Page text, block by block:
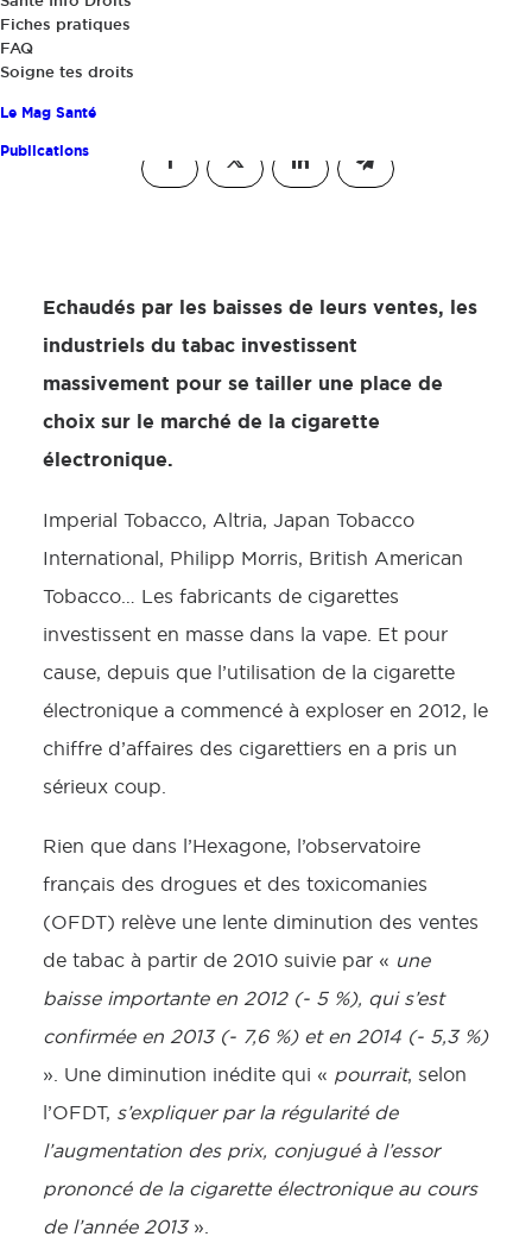
Fiches pratiques
FAQ
Soigne tes droits
Le Mag Santé
Publications
Echaudés par les baisses de leurs ventes, les
industriels du tabac investissent
massivement pour se tailler une place de
choix sur le marché de la cigarette
électronique.
Imperial Tobacco, Altria, Japan Tobacco
International, Philipp Morris, British American
Tobacco… Les fabricants de cigarettes
investissent en masse dans la vape. Et pour
cause, depuis que l’utilisation de la cigarette
électronique a commencé à exploser en 2012, le
chiffre d’affaires des cigarettiers en a pris un
sérieux coup.
Rien que dans l’Hexagone, l’observatoire
français des drogues et des toxicomanies
(OFDT) relève une lente diminution des ventes
de tabac à partir de 2010 suivie par « une
baisse importante en 2012 (- 5 %), qui s’est
confirmée en 2013 (- 7,6 %) et en 2014 (- 5,3 %)
». Une diminution inédite qui « pourrait, selon
l’OFDT, s’expliquer par la régularité de
l’augmentation des prix, conjugué à l’essor
prononcé de la cigarette électronique au cours
de l’année 2013».